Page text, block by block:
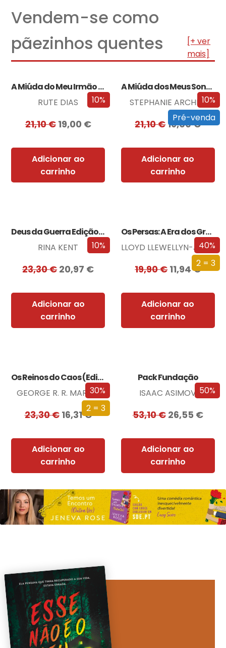
Vendem-se como
pãezinhos quentes
[+ ver
mais]
10%
A Miúda do Meu Irmão – Edição…
RUTE DIAS
21,10€ 19,00 €
Adicionar ao
carrinho
10%
Pré-venda
A Miúda dos Meus Sonhos – Edição…
STEPHANIE ARCHER
21,10€19,00€
Adicionar ao
carrinho
10%
Deus da Guerra Edição com EDGES
RINA KENT
23,30€20,97 €
Adicionar ao
carrinho
40%
2 = 3
Os Persas: A Era dos Grandes Reis
LLOYD LLEWELLYN-JONES
19,90€11,94€
Adicionar ao
carrinho
30%
2 = 3
Os Reinos do Caos (Edição especial limitada)
GEORGE R. R. MARTIN
23,30€ 16,31€
Adicionar ao
carrinho
50%
Pack Fundação
ISAAC ASIMOV
53,10€ 26,55 €
Adicionar ao
carrinho